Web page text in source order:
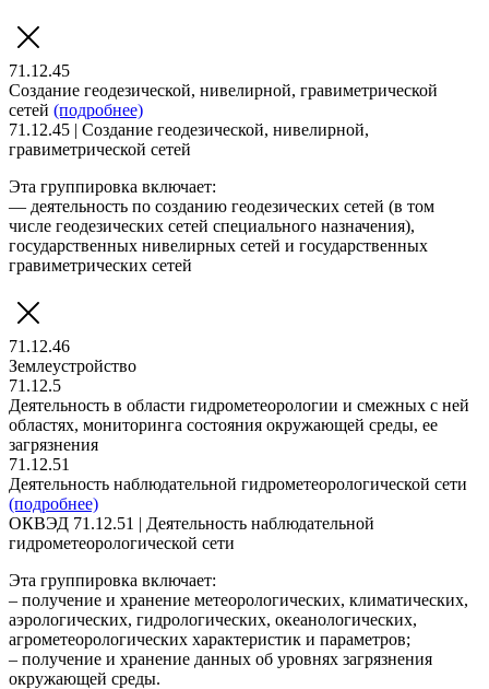
71.12.45
Создание геодезической, нивелирной, гравиметрической
сетей (подробнее)
71.12.45 | Создание геодезической, нивелирной,
гравиметрической сетей
Эта группировка включает:
— деятельность по созданию геодезических сетей (в том
числе геодезических сетей специального назначения),
государственных нивелирных сетей и государственных
гравиметрических сетей
71.12.46
Землеустройство
71.12.5
Деятельность в области гидрометеорологии и смежных с ней
областях, мониторинга состояния окружающей среды, ее
загрязнения
71.12.51
Деятельность наблюдательной гидрометеорологической сети
(подробнее)
ОКВЭД 71.12.51 | Деятельность наблюдательной
гидрометеорологической сети
Эта группировка включает:
– получение и хранение метеорологических, климатических,
аэрологических, гидрологических, океанологических,
агрометеорологических характеристик и параметров;
– получение и хранение данных об уровнях загрязнения
окружающей среды.